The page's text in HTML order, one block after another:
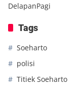
DelapanPagi
Tags
Soeharto
polisi
Titiek Soeharto